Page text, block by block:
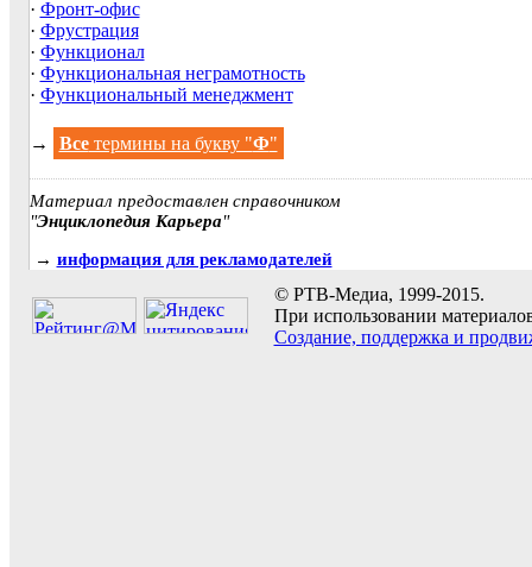
· Фронт-офис
· Фрустрация
· Функционал
· Функциональная неграмотность
· Функциональный менеджмент
→ Всетермины на букву "Ф"
Материал предоставлен справочником
"Энциклопедия Карьера"
→ информация для рекламодателей
© РТВ-Медиа, 1999-2015.
При использовании
Создание, поддержка и